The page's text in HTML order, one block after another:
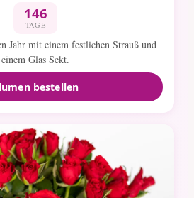
146
TAGE
Jahr mit einem festlichen Strauß und
einem Glas Sekt.
bestellen